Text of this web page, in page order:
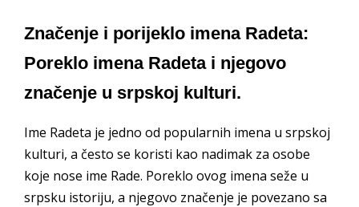
Značenje i porijeklo imena Radeta:
Poreklo imena Radeta i njegovo
značenje u srpskoj kulturi.
Ime Radeta je jedno od popularnih imena u srpskoj
kulturi, a često se koristi kao nadimak za osobe
koje nose ime Rade. Poreklo ovog imena seže u
srpsku istoriju, a njegovo značenje je povezano sa